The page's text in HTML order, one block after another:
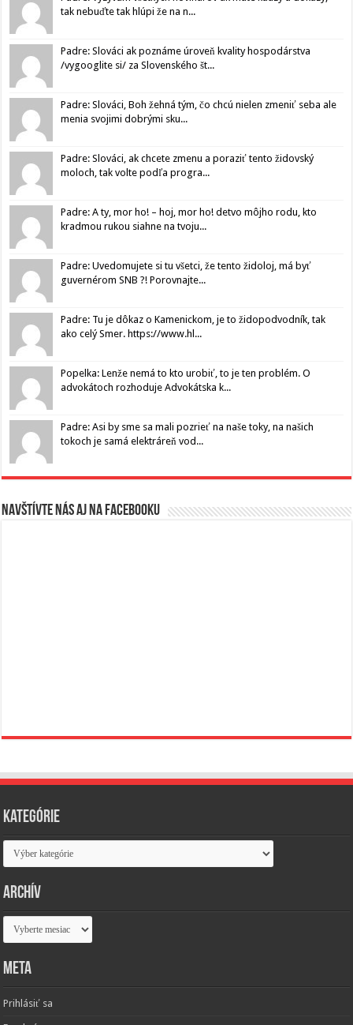
tak nebuďte tak hlúpi že na n...
Padre: Slováci ak poznáme úroveň kvality hospodárstva
/vygooglite si/ za Slovenského št...
Padre: Slováci, Boh žehná tým, čo chcú nielen zmeniť seba ale
menia svojimi dobrými sku...
Padre: Slováci, ak chcete zmenu a poraziť tento židovský
moloch, tak volte podľa progra...
Padre: A ty, mor ho! – hoj, mor ho! detvo môjho rodu, kto
kradmou rukou siahne na tvoju...
Padre: Uvedomujete si tu všetci, že tento židoloj, má byť
guvernérom SNB ?! Porovnajte...
Padre: Tu je dôkaz o Kamenickom, je to židopodvodník, tak
ako celý Smer. https://www.hl...
Popelka: Lenže nemá to kto urobiť, to je ten problém. O
advokátoch rozhoduje Advokátska k...
Padre: Asi by sme sa mali pozrieť na naše toky, na našich
tokoch je samá elektráreň vod...
Navštívte nás aj na Facebooku
Kategórie
Kategórie
Archív
Archív
Meta
Prihlásiť sa